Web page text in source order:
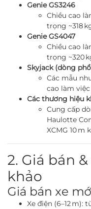
Genie GS3246
Chiều cao
trọng ~318
Genie GS4047
Chiều cao
trọng ~320
Skyjack (dòng
Các mẫu
cao làm việc
Các thương hiệu
Cung cấp
Haulotte
XCMG 10 m
2. Giá bán
khảo
Giá bán xe
Xe điện (6–12 m):